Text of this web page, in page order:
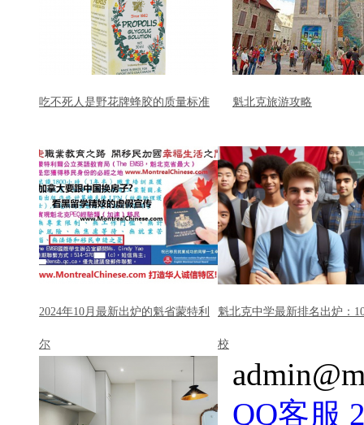
吃不死人是野花牌蜂胶的质量标准 魁北克旅游攻略
2024年10月最新出炉的魁省蒙特利
尔
魁北克中学最新排名出炉：
校
QQ客服